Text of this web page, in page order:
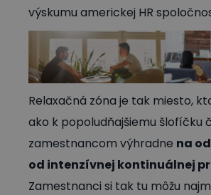
výskumu americkej HR
Relaxačná zóna je tak miesto,
ako k popoludňajšiemu šlofíčku
zamestnancom výhradne na
od intenzívnej kontinuálnej
Zamestnanci si tak tu môžu